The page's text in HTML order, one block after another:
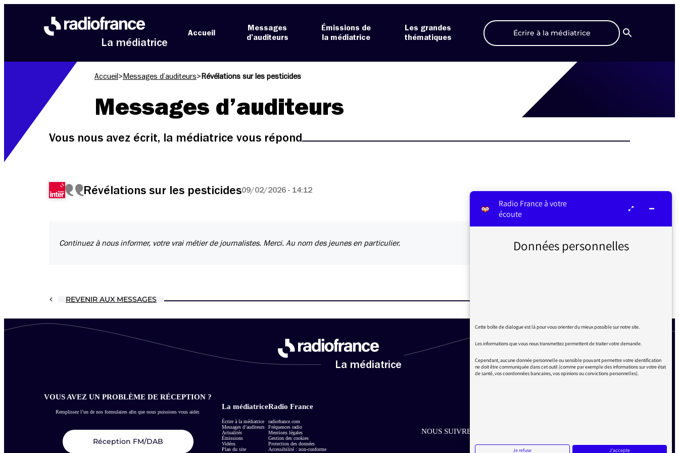
La médiatrice
Accueil
Messages
d’auditeurs
Émissions de
la médiatrice
Les grandes
thématiques
Écrire à la médiatrice
Recherche
Accueil > Messages d’auditeurs> Révélations sur les pesticides
Messages d’auditeurs
Vous nous avez écrit, la médiatrice vous répond
Révélations sur les pesticides09/02/2026 - 14:12
Continuez à nous informer, votre vrai métier de journalistes. Merci. Au nom des jeunes en particulier.
REVENIR AUX MESSAGES
La médiatrice
VOUS AVEZ UN PROBLÈME DE RÉCEPTION ?
Remplissez l’un de nos formulaires afin que nous puissions vous aider.
Réception FM/DAB
La médiatrice
Écrire à la médiatrice
Messages d’auditeurs
Actualités
Émissions
Vidéos
Plan du site
Radio France
radiofrance.com
Fréquences radio
Mentions légales
Gestion des cookies
Protection des données
Accessibilité : non-conforme
NOUS SUIVRE SUR LES RÉSEAUX
Radio France à votre
écoute
Données personnelles
Cette boîte de dialogue est là pour vous orienter du mieux possible sur notre site.
Les informations que vous nous transmettez permettent de traiter votre demande.
Cependant, aucune donnée personnelle ou sensible pouvant permettre votre identification
ne doit être communiquée dans cet outil (comme par exemple des informations sur votre état
de santé, vos coordonnées bancaires, vos opinions ou convictions personnelles).
Je refuse J'accepte